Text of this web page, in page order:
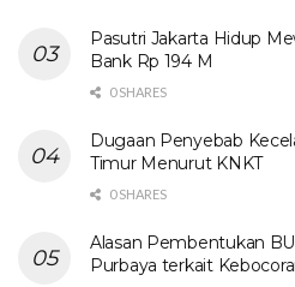
Pasutri Jakarta Hidup
Bank Rp 194 M
0 SHARES
Dugaan Penyebab
Timur Menurut KNKT
0 SHARES
Alasan Pembentukan
Purbaya terkait